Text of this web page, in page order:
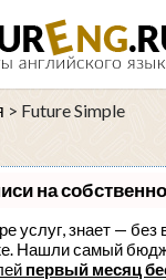
> Future Simple
на
услуг, знает —
Нашли самый
первый месяц